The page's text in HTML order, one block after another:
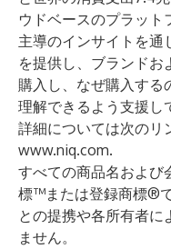
ウドベースのプラット
主導のインサイトを通
を提供し、ブランドお
購入し、なぜ購入する
理解できるよう支援し
詳細については次のリ
www.niq.com.
すべての商品名および
標™または登録商標®
との提携や各所有者に
ません。